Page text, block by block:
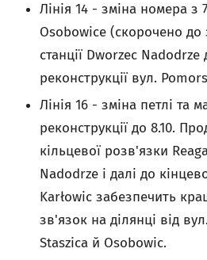
Лінія 14 - зміна номера з
Osobowice (скорочено до
станції Dworzec
реконструкції вул.
Лінія 16 - зміна петлі та
реконструкції до 8.10.
кільцевої розв'язки
Nadodrze і далі до
Karłowic забезпечить
зв'язок на ділянці від
Staszica й Osobowic.